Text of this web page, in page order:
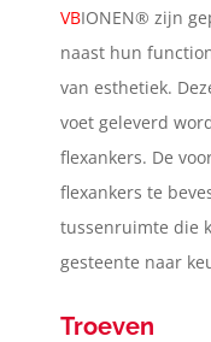
VBIONEN® zijn
naast hun
van esthetiek.
voet geleverd
flexankers. De
flexankers te
tussenruimte die
gesteente naar
Troeven